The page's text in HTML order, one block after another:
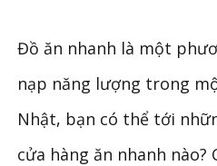
Đồ ăn nhanh là một
nạp năng lượng trong
Nhật, bạn có thể tới
cửa hàng ăn nhanh nào?